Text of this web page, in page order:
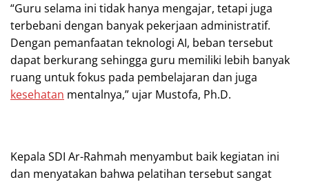
“Guru selama ini tidak hanya mengajar, tetapi juga
terbebani dengan banyak pekerjaan administratif.
Dengan pemanfaatan teknologi AI, beban tersebut
dapat berkurang sehingga guru memiliki lebih banyak
ruang untuk fokus pada pembelajaran dan juga
kesehatan mentalnya,” ujar Mustofa, Ph.D.
Kepala SDI Ar-Rahmah menyambut baik kegiatan ini
dan menyatakan bahwa pelatihan tersebut sangat